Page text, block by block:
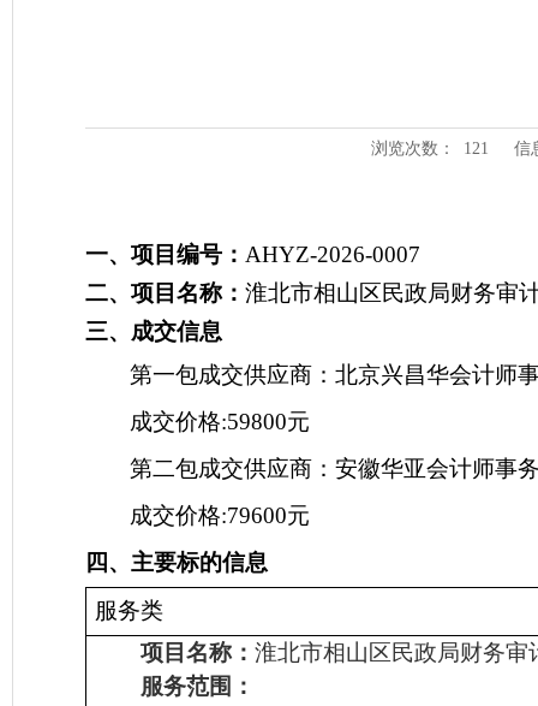
浏览次数： 121 信
一、 项目编号： AHYZ-2026-0007
二、项目名称： 淮北市相山区民政局财务审
三、 成交信息
第一包成交供应商：北京兴昌华会计师
成交价格:59800元
第二包成交供应商：安徽华亚会计师事
成交价格:79600元
四、主要标的信息
服务类
项目名称： 淮北市相山区民政局财务审
服务范围：